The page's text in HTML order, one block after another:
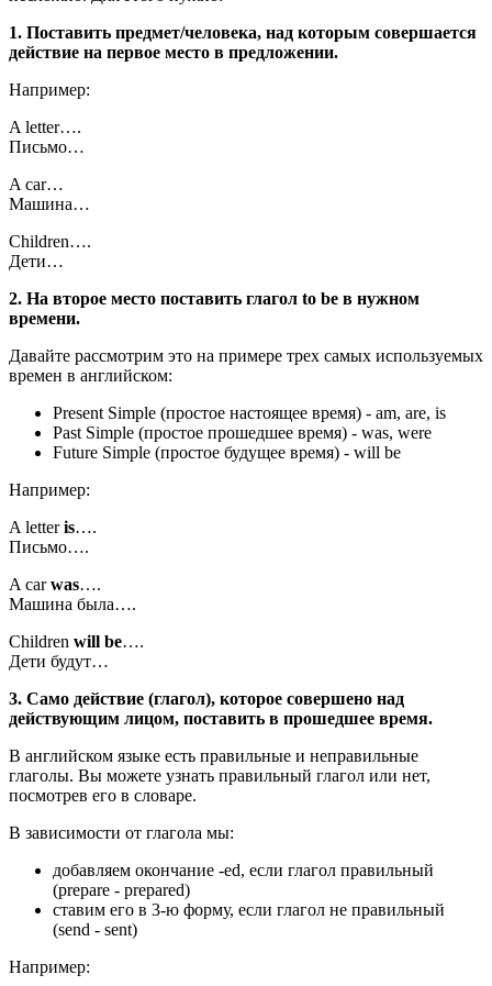
1. Поставить предмет/человека, над которым совершается
действие на первое место в предложении.
Например:
A letter….
Письмо…
A car…
Машина…
Children….
Дети…
2. На второе место поставить глагол to be в нужном
времени.
Давайте рассмотрим это на примере трех самых используемых
времен в английском:
Present Simple (простое настоящее время) - am, are, is
Past Simple (простое прошедшее время) - was, were
Future Simple (простое будущее время) - will be
Например:
A letteris….
Письмо….
A carwas….
Машина была….
Children will be….
Дети будут…
3. Само действие (глагол), которое совершено над
действующим лицом, поставить в прошедшее время.
В английском языке есть правильные и неправильные
глаголы. Вы можете узнать правильный глагол или нет,
посмотрев его в словаре.
В зависимости от глагола мы:
добавляем окончание -ed, если глагол правильный
(prepare - prepared)
ставим его в 3-ю форму, если глагол не правильный
(send - sent)
Например: